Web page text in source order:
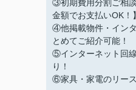
③初期費用分割ご相
金額でお支払いOK！】
④他掲載物件・イン
とめてご紹介可能！
⑤インターネット回
り！
⑥家具・家電のリー